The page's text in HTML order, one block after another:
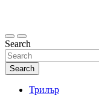
Search
Search
Трилър